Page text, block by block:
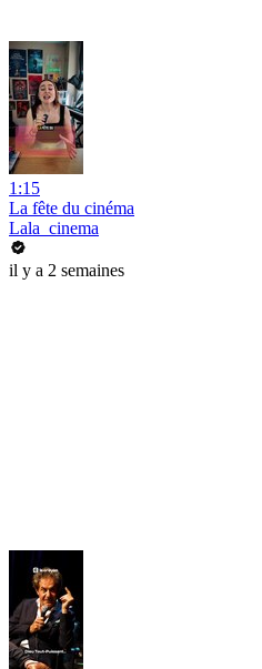
1:15
La fête du cinéma
Lala_cinema
il y a 2 semaines